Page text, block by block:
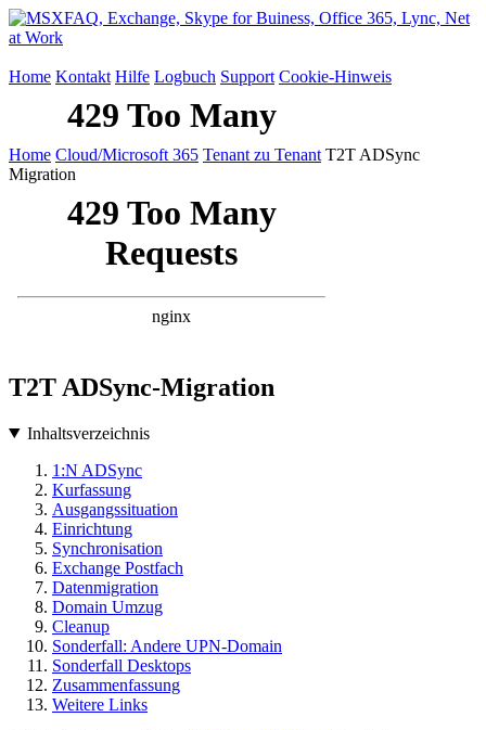
Home Kontakt Hilfe Logbuch Support Cookie-Hinweis
Home Cloud/Microsoft 365 Tenant zu Tenant T2T ADSync
Migration
T2T ADSync-Migration
Inhaltsverzeichnis
1:N ADSync
Kurfassung
Ausgangssituation
Einrichtung
Synchronisation
Exchange Postfach
Datenmigration
Domain Umzug
Cleanup
Sonderfall: Andere UPN-Domain
Sonderfall Desktops
Zusammenfassung
Weitere Links